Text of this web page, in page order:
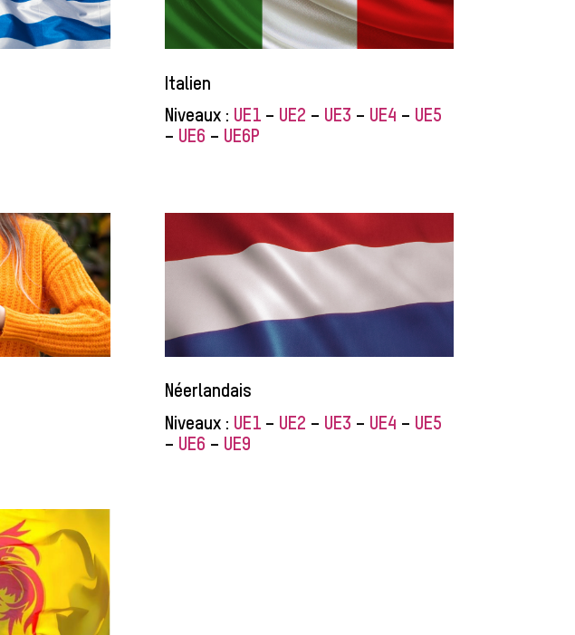
Italien
Niveaux : UE1– UE2 – UE3 – UE4 – UE5
– UE6 – UE6P
Néerlandais
Niveaux : UE1– UE2 – UE3 – UE4 – UE5
– UE6 – UE9